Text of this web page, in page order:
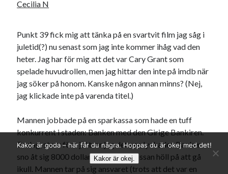
Cecilia N
Punkt 39 fick mig att tänka på en svartvit film jag såg i
juletid(?) nu senast som jag inte kommer ihåg vad den
heter. Jag har för mig att det var Cary Grant som
spelade huvudrollen, men jag hittar den inte på imdb när
jag söker på honom. Kanske någon annan minns? (Nej,
jag klickade inte på varenda titel.)
Mannen jobbade på en sparkassa som hade en tuff
konkurrent i staden: Banken med den Girige Bankiren.
En dag, strax före jul tror jag det var, lyckades Banken
sno åt sig 8000 dollar(?) och sparkassan höll på att gå
ikull. Mannen tar på sig ansvaret (trots att det var en
Kakor är goda – här får du några. Hoppas du är okej med det!
Kakor är okej.